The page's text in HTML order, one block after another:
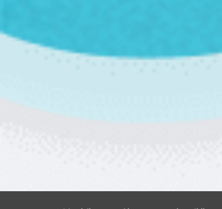
Infidel Gastro
Tagliatella Țâfnoasă